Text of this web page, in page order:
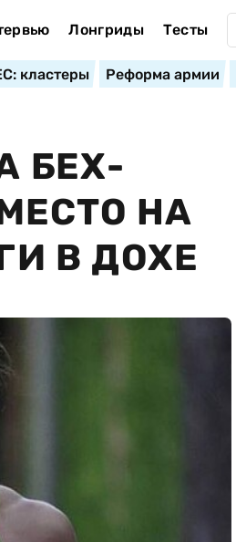
Лонгриды Тесты
кластеры Реформа армии
БЕХ-
НА
В ДОХЕ